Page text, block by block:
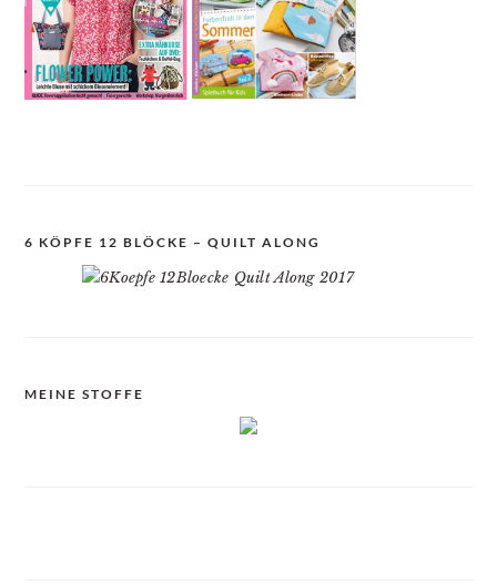
6 KÖPFE 12 BLÖCKE – QUILT ALONG
MEINE STOFFE